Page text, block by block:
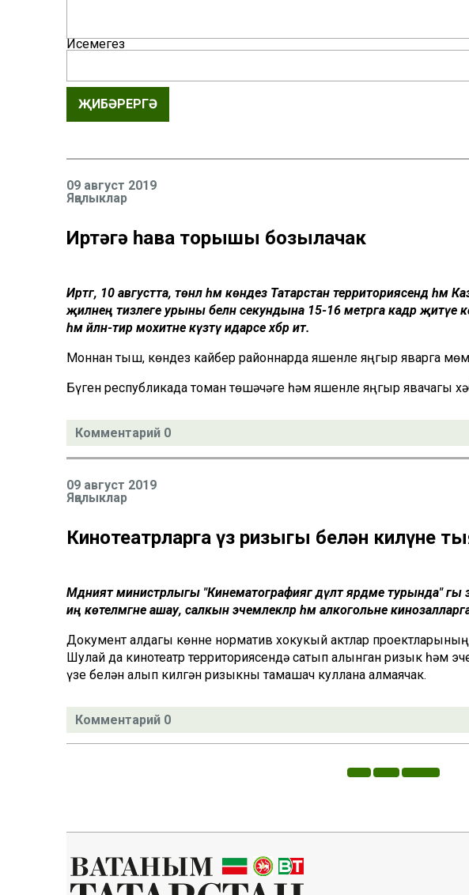
Исемегез
ҖИБӘРЕРГӘ
09 август 2019
Яңалыклар
Иртәгә һава торышы бозылачак
Иртәгә, 10 августта, төнлә һәм көндез Татарстан территориясендә
җилнең тизлеге урыны белән секундына 15-16 метрга кадәр җитүе
һәм әйләнә-тирә мохитне күзәтү идарәсе хәбәр итә.
Моннан тыш, көндез кайбер районнарда яшенле яңгыр яварга
Бүген республикада томан төшәчәге һәм яшенле яңгыр явачагы
Комментарий 0
09 август 2019
Яңалыклар
Кинотеатрларга үз ризыгың белән килүне
Мәдәният министрлыгы "Кинематографиягә дәүләт ярдәме турында" гы
иң көтелмәгәне ашау, салкын эчемлекләр һәм алкогольне
Документ алдагы көнне норматив хокукый актлар
Шулай да кинотеатр территориясендә сатып алынган ризык һәм
үзе белән алып килгән ризыкны тамашач куллана алмаячак.
Комментарий 0